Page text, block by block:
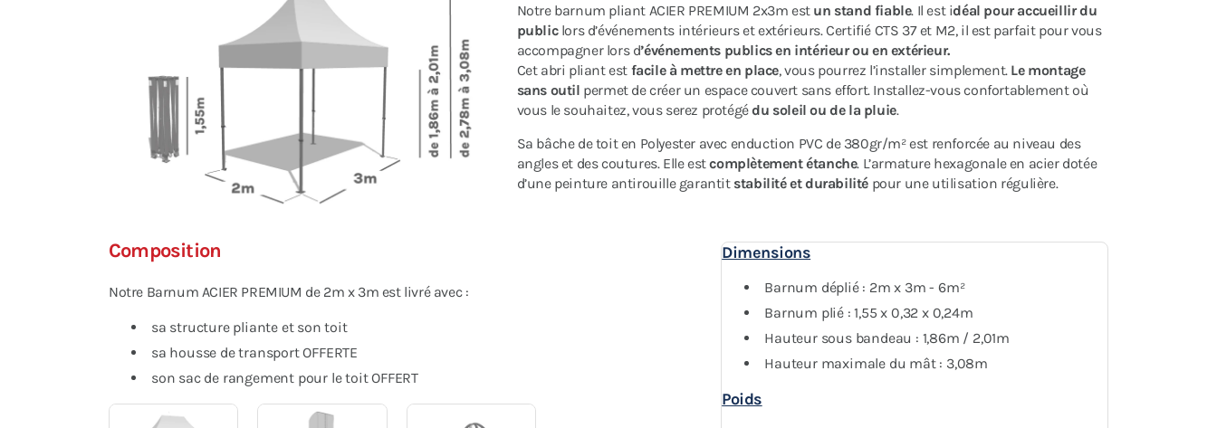
Notre barnum pliant ACIER PREMIUM 2x3m est un stand fiable. Il est idéal pour accueillir du
publiclors d’événements intérieurs et extérieurs. Certifié CTS 37 et M2, il est parfait pour vous
accompagner lors d’événements publics en intérieur ou en extérieur.
Cet abri pliant est facile à mettre en place, vous pourrez l’installer simplement. Le montage
sans outil permet de créer un espace couvert sans effort. Installez-vous confortablement où
vous le souhaitez, vous serez protégédu soleil ou de la pluie.
Sa bâche de toit en Polyester avec enduction PVC de 380gr/m² est renforcée au niveau des
angles et des coutures. Elle estcomplètement étanche. L’armature hexagonale en acier dotée
d’une peinture antirouille garantit stabilité et durabilité pour une utilisation régulière.
Composition
Notre Barnum ACIER PREMIUM de 2m x 3m est livré avec :
sa structure pliante et son toit
sa housse de transport OFFERTE
son sac de rangement pour le toit OFFERT
Dimensions
Barnum déplié : 2m x 3m - 6m²
Barnum plié : 1,55 x 0,32 x 0,24m
Hauteur sous bandeau : 1,86m / 2,01m
Hauteur maximale du mât : 3,08m
Poids